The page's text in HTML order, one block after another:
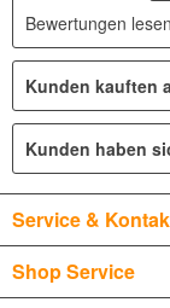
Bewertungen
Kunden kauften
Kunden haben
Service &
Shop Service